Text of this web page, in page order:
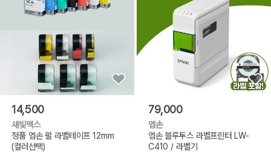
14,500
새빛맥스
정품 엡손 펄 라벨테이프 12mm
(컬러선택)
79,000
엡손
엡손 블루투스 라벨프린터 LW-
C410 / 라벨기